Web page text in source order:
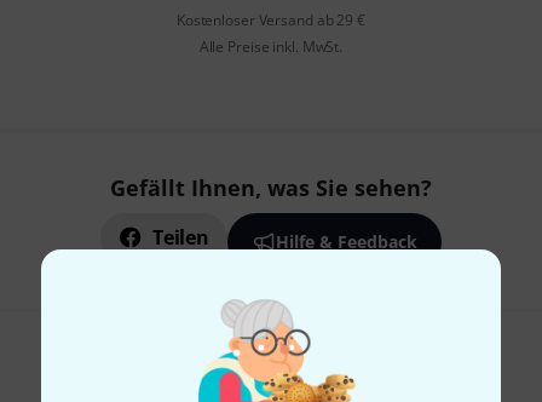
Kostenloser Versand ab 29 €
Alle Preise inkl. MwSt.
Gefällt Ihnen, was Sie sehen?
Teilen Hilfe & Feedback